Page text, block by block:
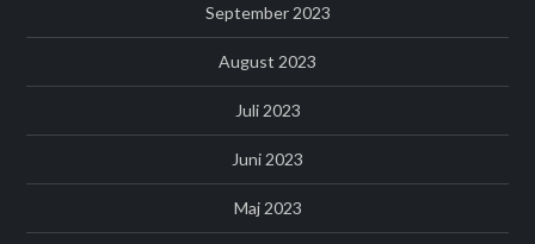
September 2023
August 2023
Juli 2023
Juni 2023
Maj 2023